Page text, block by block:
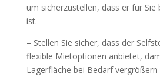
um sicherzustellen, dass er für Sie
ist.
– Stellen Sie sicher, dass der
flexible Mietoptionen anbietet,
Lagerfläche bei Bedarf